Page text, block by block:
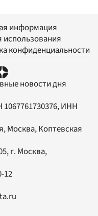
информация
использования
конфиденциальности
новости дня
1067761730376, ИНН
Москва, Коптевская
, г. Москва,
12